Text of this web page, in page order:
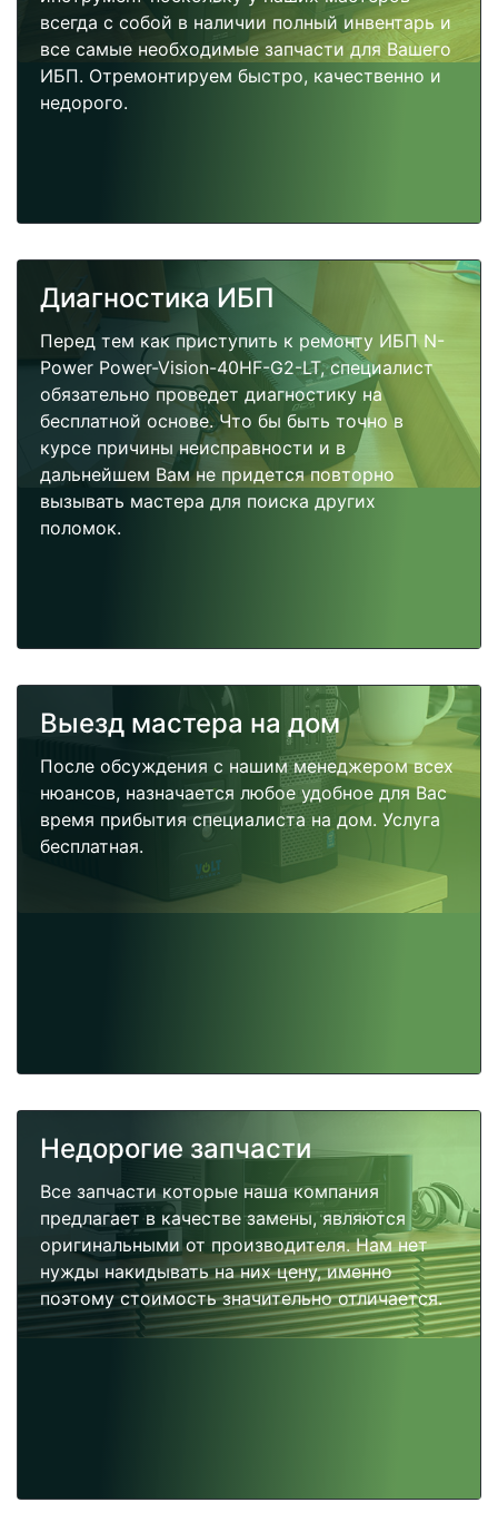
всегда с собой в наличии полный инвентарь и
все самые необходимые запчасти для Вашего
ИБП. Отремонтируем быстро, качественно и
недорого.
Диагностика ИБП
Перед тем как приступить к ремонту ИБП N-
Power Power-Vision-40HF-G2-LT, специалист
обязательно проведет диагностику на
бесплатной основе. Что бы быть точно в
курсе причины неисправности и в
дальнейшем Вам не придется повторно
вызывать мастера для поиска других
поломок.
Выезд мастера на дом
После обсуждения с нашим менеджером всех
нюансов, назначается любое удобное для Вас
время прибытия специалиста на дом. Услуга
бесплатная.
Недорогие запчасти
Все запчасти которые наша компания
предлагает в качестве замены, являются
оригинальными от производителя. Нам нет
нужды накидывать на них цену, именно
поэтому стоимость значительно отличается.